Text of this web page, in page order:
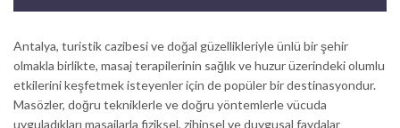
Antalya, turistik cazibesi ve doğal güzellikleriyle ünlü bir şehir
olmakla birlikte, masaj terapilerinin sağlık ve huzur üzerindeki olumlu
etkilerini keşfetmek isteyenler için de popüler bir destinasyondur.
Masözler, doğru tekniklerle ve doğru yöntemlerle vücuda
uyguladıkları masajlarla fiziksel, zihinsel ve duygusal faydalar